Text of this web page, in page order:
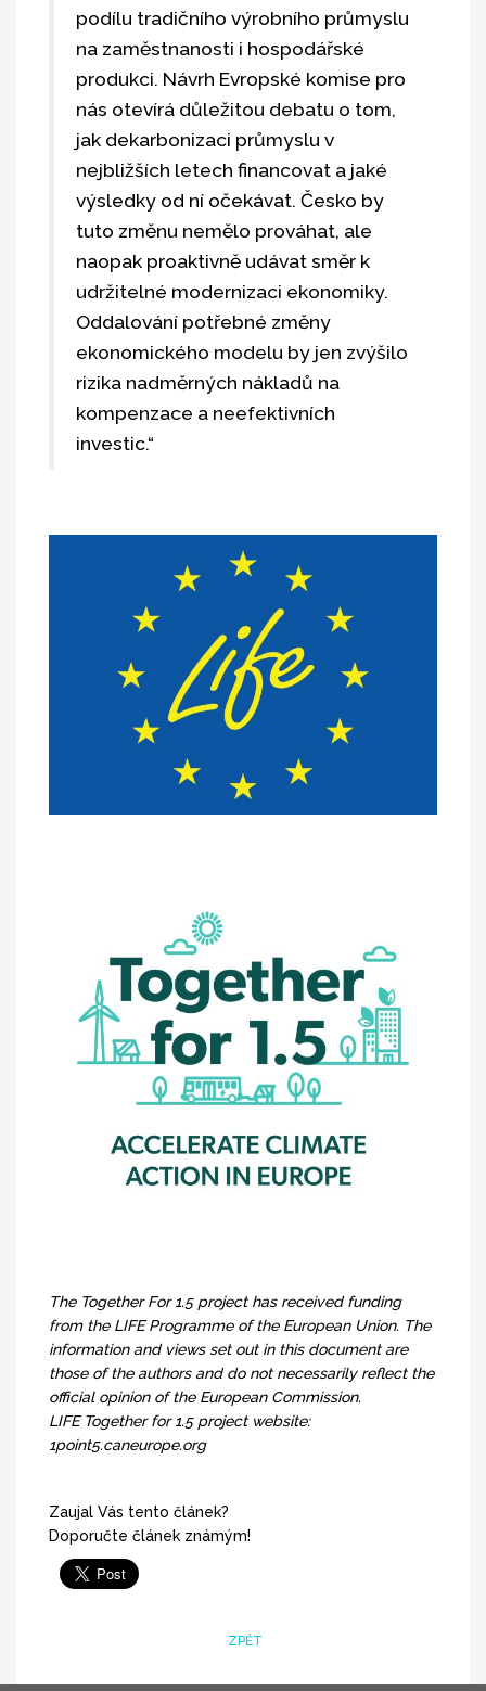
podílu tradičního výrobního průmyslu
na zaměstnanosti i hospodářské
produkci. Návrh Evropské komise pro
nás otevírá důležitou debatu o tom,
jak dekarbonizaci průmyslu v
nejbližších letech financovat a jaké
výsledky od ní očekávat. Česko by
tuto změnu nemělo prováhat, ale
naopak proaktivně udávat směr k
udržitelné modernizaci ekonomiky.
Oddalování potřebné změny
ekonomického modelu by jen zvýšilo
rizika nadměrných nákladů na
kompenzace a neefektivních
investic.“
The Together For 1.5 project has received funding
from the LIFE Programme of the European Union. The
information and views set out in this document are
those of the authors and do not necessarily reflect the
official opinion of the European Commission.
LIFE Together for 1.5 project website:
1point5.caneurope.org
Zaujal Vás tento článek?
Doporučte článek známým!
ZPĚT